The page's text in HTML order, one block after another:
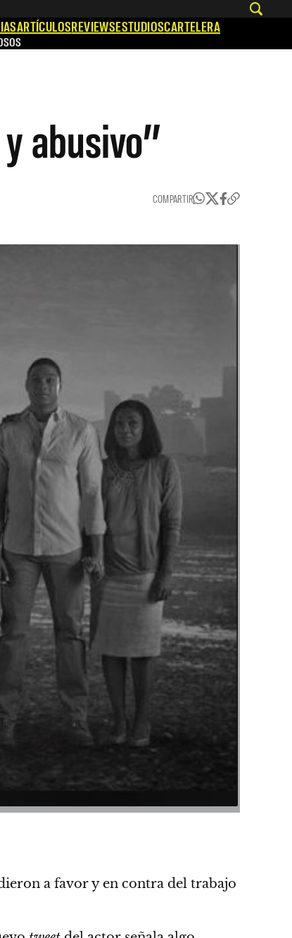
ARTÍCULOSREVIEWSESTUDIOSCARTELERA
abusivo”
COMPARTIR
a favor y en contra del trabajo